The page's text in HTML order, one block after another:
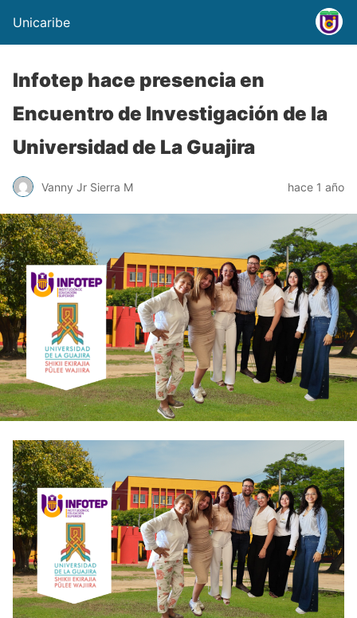
Unicaribe
Infotep hace presencia en
Encuentro de Investigación de la
Universidad de La Guajira
Vanny Jr Sierra M hace 1 año